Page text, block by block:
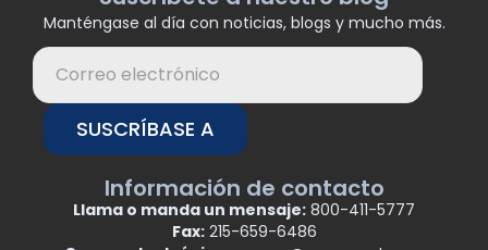
Manténgase al día con noticias, blogs y mucho más.
SUSCRÍBASE A
Información de contacto
Llama o manda un mensaje: 800-411-5777
Fax:215-659-6486